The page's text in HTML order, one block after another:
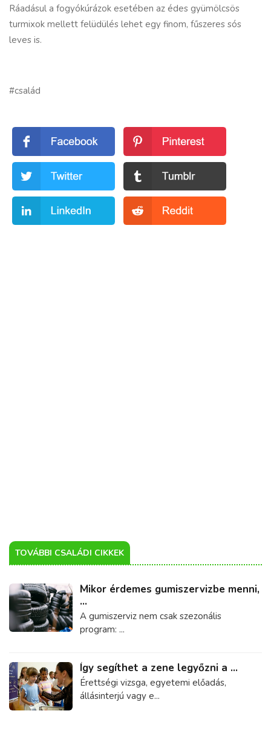
Ráadásul a fogyókúrázok esetében az édes gyümölcsös
turmixok mellett felüdülés lehet egy finom, fűszeres sós
leves is.
#család
TOVÁBBI CSALÁDI CIKKEK
Mikor érdemes gumiszervizbe menni,
...
A gumiszerviz nem csak szezonális
program: ...
Így segíthet a zene legyőzni a ...
Érettségi vizsga, egyetemi előadás,
állásinterjú vagy e...